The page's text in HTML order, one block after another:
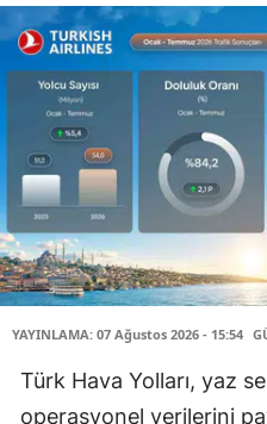
YAYINLAMA: 07 Ağustos 2026 - 15:54
Türk Hava Yolları, yaz
operasyonel verilerini